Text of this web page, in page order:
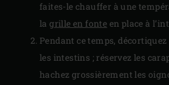
faites-le chauffer à une
lagrille en fonte en place à
Pendant ce temps,
les intestins ; réservez les
hachez grossièrement les